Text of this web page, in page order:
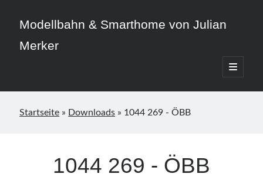
Modellbahn & Smarthome von Julian
Merker
open
primary
Sidebar
Startseite » Downloads » 1044 269 - ÖBB
1044 269 - ÖBB